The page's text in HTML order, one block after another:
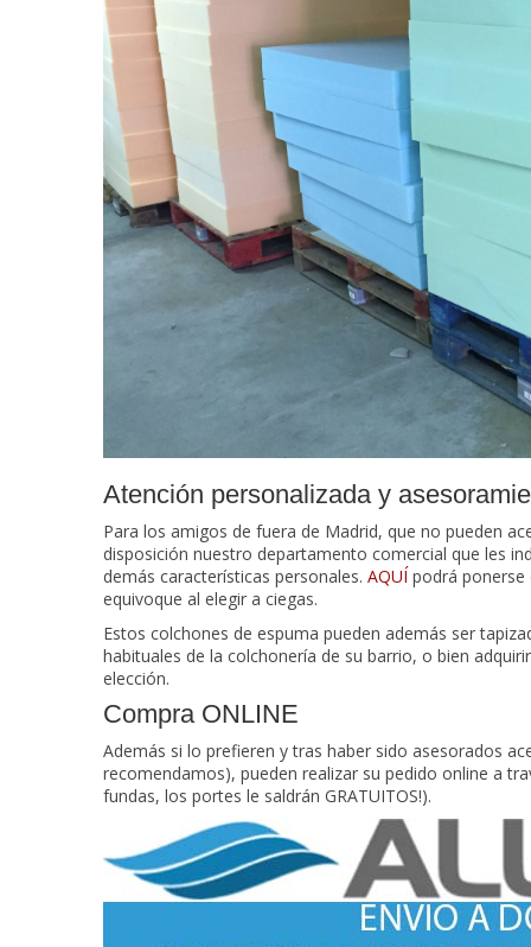
Atención personalizada y
Para los amigos de fuera de Madrid, que no pueden
disposición nuestro departamento comercial que les
demás características personales. AQUÍ podrá
equivoque al elegir a ciegas.
Estos colchones de espuma pueden además ser
habituales de la colchonería de su barrio, o bien
elección.
Compra ONLINE
Además si lo prefieren y tras haber sido asesorados
recomendamos), pueden realizar su pedido online a
fundas, los portes le saldrán GRATUITOS!).